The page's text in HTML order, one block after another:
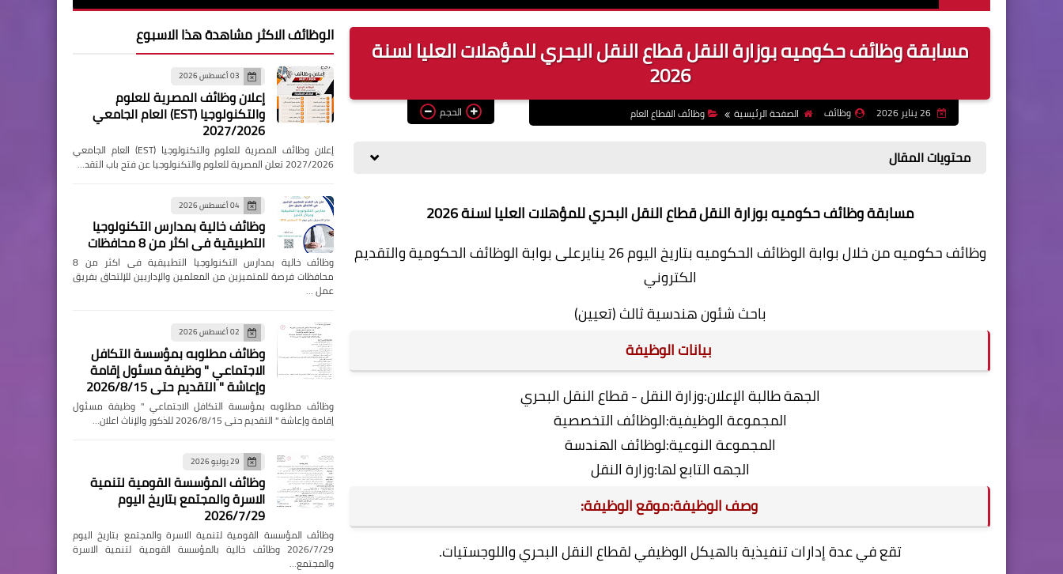
مسابقة وظائف حكوميه بوزارة النقل قطاع النقل البحري للمؤهلات العليا لسنة
2026
26 يناير 2026 وظائف الصفحة الرئيسية وظائف القطاع العام الحجم
محتويات المقال
مسابقة وظائف حكوميه بوزارة النقل قطاع النقل البحري للمؤهلات العليا لسنة 2026
وظائف حكوميه من خلال بوابة الوظائف الحكوميه بتاريخ اليوم 26 ينايرعلى بوابة الوظائف الحكومية والتقديم
الكتروني
باحث شئون هندسية ثالث (تعيين)
بيانات الوظيفة
الجهة طالبة الإعلان:وزارة النقل - قطاع النقل البحري
المجموعة الوظيفية:الوظائف التخصصية
المجموعة النوعية:لوظائف الهندسة
الجهه التابع لها:وزارة النقل
وصف الوظيفة:موقع الوظيفة:
تقع في عدة إدارات تنفيذية بالهيكل الوظيفي لقطاع النقل البحري واللوجستيات.
الوظائف الاكثر مشاهدة هذا الاسبوع
03 أغسطس 2026
إعلان وظائف المصرية للعلوم
والتكنولوجيا (EST) العام الجامعي
2027/2026
إعلان وظائف المصرية للعلوم والتكنولوجيا (EST) العام الجامعي
2027/2026 تعلن المصرية للعلوم والتكنولوجيا عن فتح باب التقد…
04 أغسطس 2026
وظائف خالية بمدارس التكنولوجيا
التطبيقية فى اكثر من 8 محافظات
وظائف خالية بمدارس التكنولوجيا التطبيقية فى اكثر من 8
محافظات فرصة للمتميزين من المعلمين والإداريين للإلتحاق بفريق
عمل …
02 أغسطس 2026
وظائف مطلوبه بمؤسسة التكافل
الاجتماعي " وظيفة مسئول إقامة
وإعاشة " التقديم حتى 2026/8/15
وظائف مطلوبه بمؤسسة التكافل الاجتماعي " وظيفة مسئول
إقامة وإعاشة " التقديم حتى 2026/8/15 للذكور والإناث اعلان…
29 يوليو 2026
وظائف المؤسسة القومية لتنمية
الاسرة والمجتمع بتاريخ اليوم
2026/7/29
وظائف المؤسسة القومية لتنمية الاسرة والمجتمع بتاريخ اليوم
2026/7/29 وظائف خالية بالمؤسسة القومية لتنمية الاسرة
والمجتمع…